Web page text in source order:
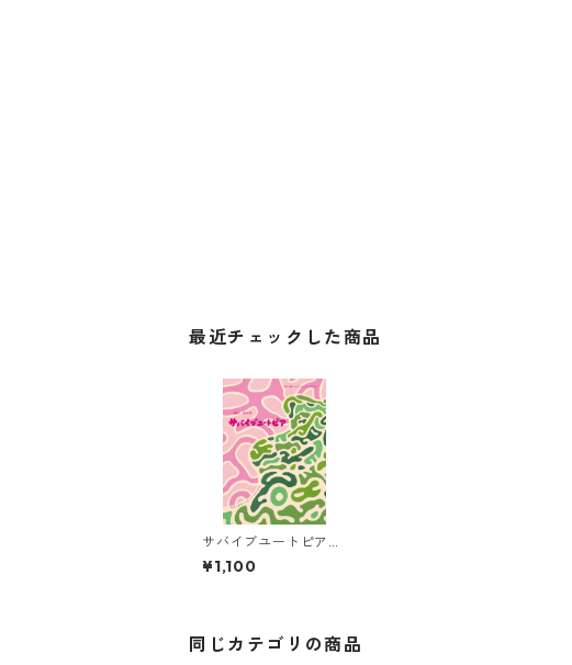
最近チェックした商品
サバイブユートピア創
刊号
¥1,100
同じカテゴリの商品